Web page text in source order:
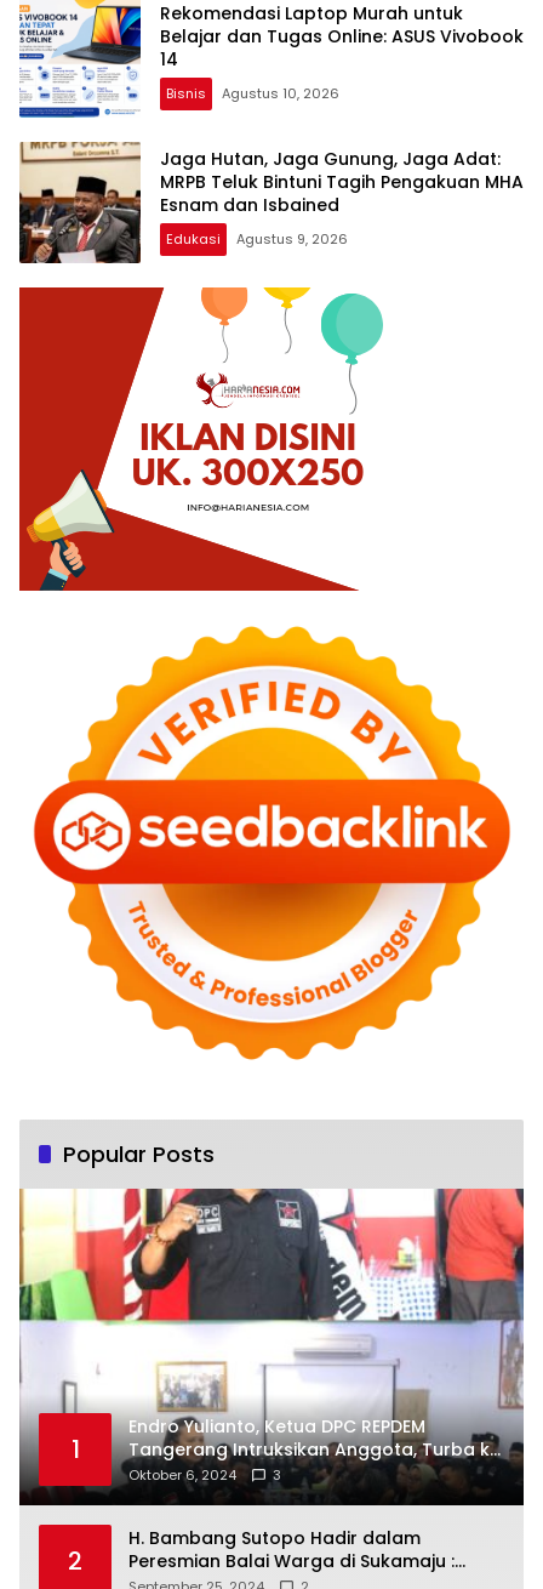
Rekomendasi Laptop Murah untuk
Belajar dan Tugas Online: ASUS Vivobook
14
Bisnis Agustus 10, 2026
Jaga Hutan, Jaga Gunung, Jaga Adat:
MRPB Teluk Bintuni Tagih Pengakuan MHA
Esnam dan Isbained
Edukasi Agustus 9, 2026
Popular Posts
1
Endro Yulianto, Ketua DPC REPDEM
Tangerang Intruksikan Anggota, Turba ke
Masyarakat Dan Jalani Apa Yang di
Putuskan RAKERCABSUS
Oktober 6, 2024 3
2
H. Bambang Sutopo Hadir dalam
Peresmian Balai Warga di Sukamaju :